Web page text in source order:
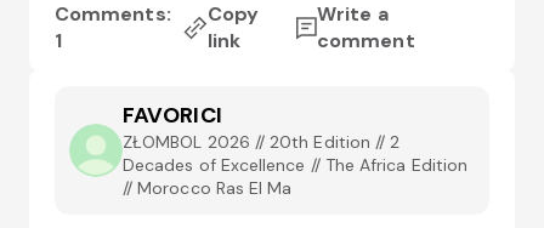
Comments:
1
Copy
link
Write a
comment
FAVORICI
ZŁOMBOL 2026 // 20th Edition // 2
Decades of Excellence // The Africa Edition
// Morocco Ras El Ma